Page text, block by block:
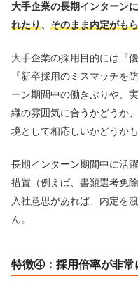
大手企業の長期インターン
れたり、 そのまま内定がも
大手企業の採用目的には『
『新卒採用のミスマッチを
ーン期間中の働きぶりや、
織の雰囲気に合うかどうか
境として相応しいかどうか
長期インターン期間中に活
措置（例えば、書類選考免
入社意思があれば、内定を
ん。
特徴④：採用倍率が非常